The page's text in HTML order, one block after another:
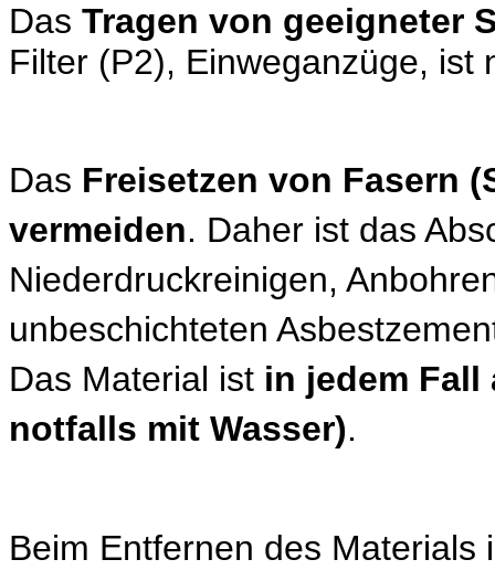
Das Tragen von geeigneter
Filter (P2), Einweganzüge, ist
Das Freisetzen von Fasern
vermeiden. Daher ist das
Niederdruckreinigen,
unbeschichteten
Das Material ist in jedem
notfalls mit Wasser).
Beim Entfernen des Materials